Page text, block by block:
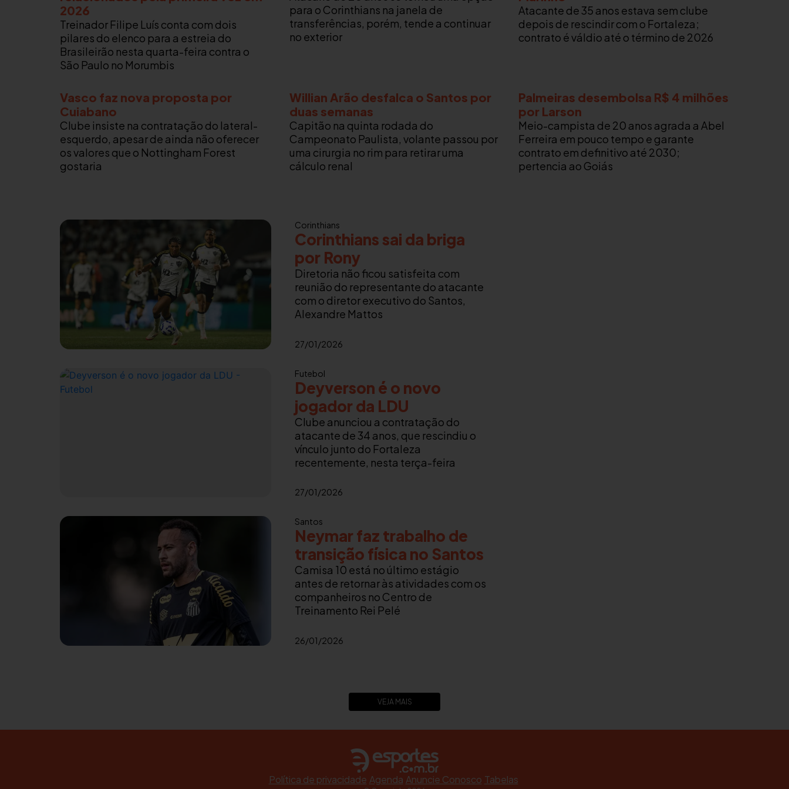
2026
Treinador Filipe Luís conta com dois
pilares do elenco para a estreia do
Brasileirão nesta quarta-feira contra o
São Paulo no Morumbis
para o Corinthians na janela de
transferências, porém, tende a continuar
no exterior
Atacante de 35 anos estava sem clube
depois de rescindir com o Fortaleza;
contrato é váldio até o término de 2026
Vasco faz nova proposta por
Cuiabano
Clube insiste na contratação do lateral-
esquerdo, apesar de ainda não oferecer
os valores que o Nottingham Forest
gostaria
Willian Arão desfalca o Santos por
duas semanas
Capitão na quinta rodada do
Campeonato Paulista, volante passou por
uma cirurgia no rim para retirar uma
cálculo renal
Palmeiras desembolsa R$ 4 milhões
por Larson
Meio-campista de 20 anos agrada a Abel
Ferreira em pouco tempo e garante
contrato em definitivo até 2030;
pertencia ao Goiás
Corinthians
Corinthians sai da briga
por Rony
Diretoria não ficou satisfeita com
reunião do representante do atacante
com o diretor executivo do Santos,
Alexandre Mattos
27/01/2026
Futebol
Deyverson é o novo
jogador da LDU
Clube anunciou a contratação do
atacante de 34 anos, que rescindiu o
vínculo junto do Fortaleza
recentemente, nesta terça-feira
27/01/2026
Santos
Neymar faz trabalho de
transição física no Santos
Camisa 10 está no último estágio
antes de retornar às atividades com os
companheiros no Centro de
Treinamento Rei Pelé
26/01/2026
VEJA MAIS
Política de privacidade Agenda Anuncie Conosco Tabelas